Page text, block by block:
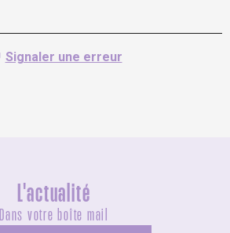
Signaler une erreur
L'actualité
Dans votre boîte mail